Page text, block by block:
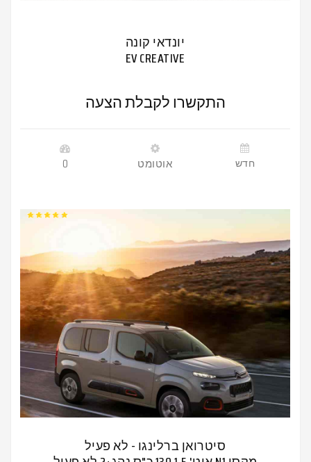
יונדאי קונה
EV CREATIVE
התקשרו לקבלת הצעה
0 אוטומט חדש
סיטרואן ברלינגו - לא פעיל